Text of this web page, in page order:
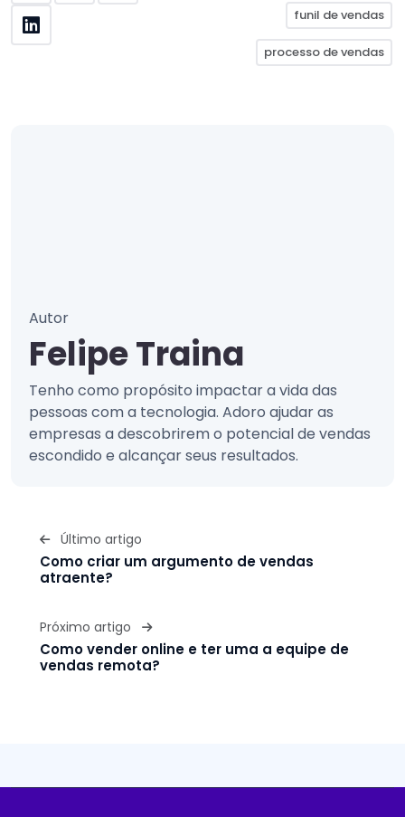
funil de vendas
processo de vendas
Autor
Felipe Traina
Tenho como propósito impactar a vida das
pessoas com a tecnologia. Adoro ajudar as
empresas a descobrirem o potencial de vendas
escondido e alcançar seus resultados.
Último artigo
Como criar um argumento de vendas
atraente?
Próximo artigo
Como vender online e ter uma a equipe de
vendas remota?